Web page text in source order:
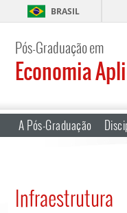
BRASIL
Pós-Graduação em
Economia
A Pós-Graduação
Infraestrutura